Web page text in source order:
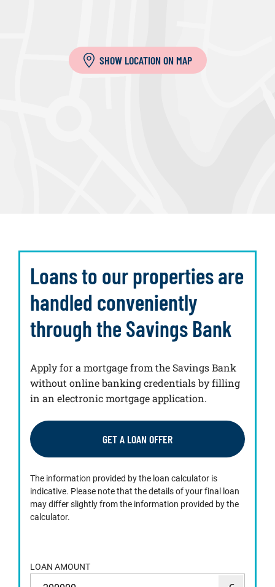
SHOW LOCATION ON MAP
Loans to our properties are
handled conveniently
through the Savings Bank
Apply for a mortgage from the Savings Bank
without online banking credentials by filling
in an electronic mortgage application.
GET A LOAN OFFER
The information provided by the loan calculator is
indicative. Please note that the details of your final loan
may differ slightly from the information provided by the
calculator.
LOAN AMOUNT